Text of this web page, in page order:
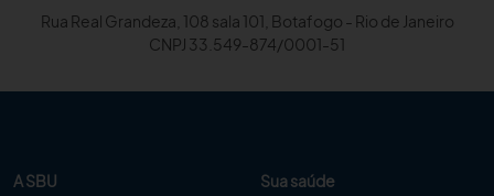
Rua Real Grandeza, 108 sala 101, Botafogo - Rio de Janeiro
CNPJ 33.549-874/0001-51
A SBU Sua saúde